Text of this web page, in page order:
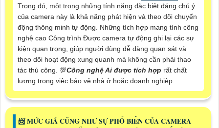
Trong đó, một trong những tính năng đặc biệt đáng chú ý
của camera này là khả năng phát hiện và theo dõi chuyển
động thông minh tự động. Những tích hợp mang tính công
nghệ cao Công trình Được camera tự động ghi lại các sự
kiện quan trọng, giúp người dùng dễ dàng quan sát và
theo dõi hoạt động xung quanh mà không cần phải thao
tác thủ công. 💯Công nghệ Ai được tích hợp rất chất
lượng trong việc bảo vệ nhà ở hoặc doanh nghiệp.
📨 MỨC GIÁ CŨNG NHƯ SỰ PHỔ BIẾN CỦA CAMERA